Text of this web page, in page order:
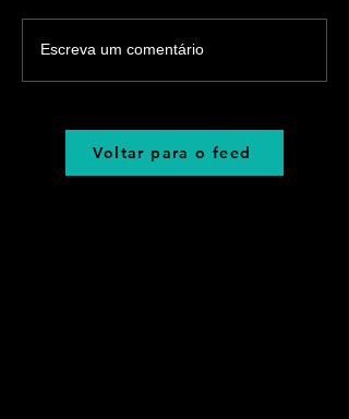
Escreva um comentário
Voltar para o feed